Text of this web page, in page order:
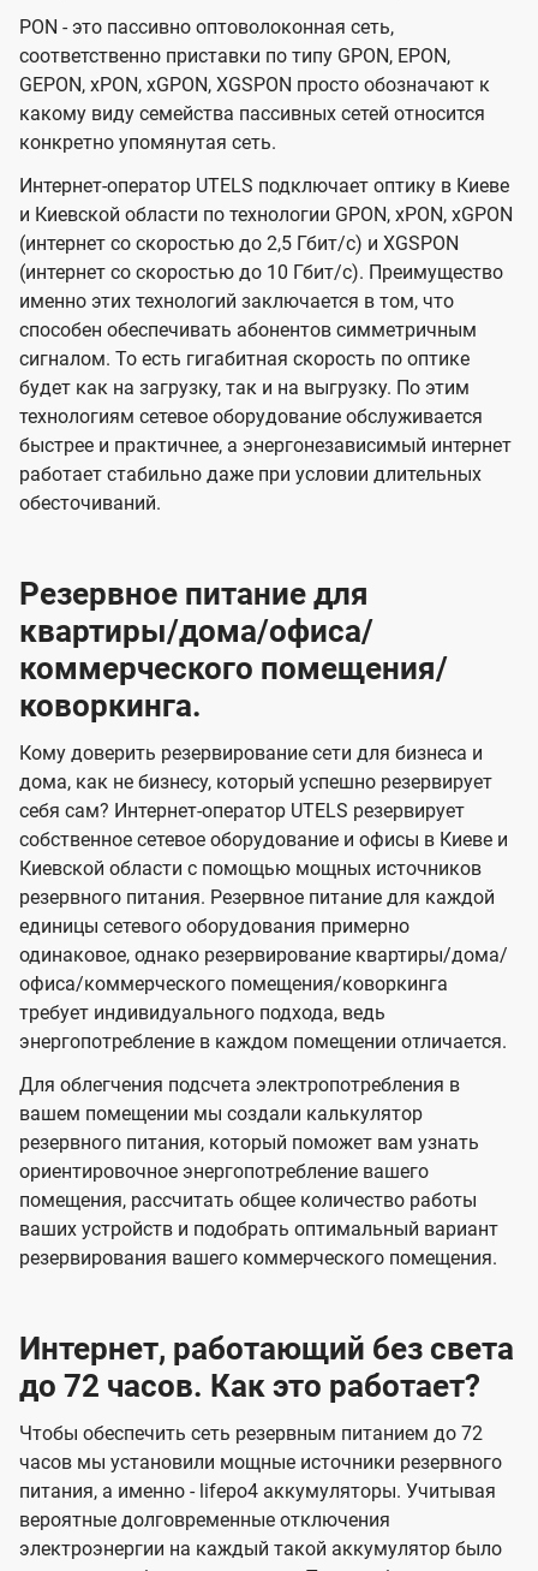
PON - это пассивно оптоволоконная сеть,
соответственно приставки по типу GPON, EPON,
GEPON, xPON, xGPON, XGSPON просто обозначают к
какому виду семейства пассивных сетей относится
конкретно упомянутая сеть.
Интернет-оператор UTELS подключает оптику в Киеве
и Киевской области по технологии GPON, xPON, xGPON
(интернет со скоростью до 2,5 Гбит/с) и XGSPON
(интернет со скоростью до 10 Гбит/с). Преимущество
именно этих технологий заключается в том, что
способен обеспечивать абонентов симметричным
сигналом. То есть гигабитная скорость по оптике
будет как на загрузку, так и на выгрузку. По этим
технологиям сетевое оборудование обслуживается
быстрее и практичнее, а энергонезависимый интернет
работает стабильно даже при условии длительных
обесточиваний.
Резервное питание для
квартиры/дома/офиса/
коммерческого помещения/
коворкинга.
Кому доверить резервирование сети для бизнеса и
дома, как не бизнесу, который успешно резервирует
себя сам? Интернет-оператор UTELS резервирует
собственное сетевое оборудование и офисы в Киеве и
Киевской области с помощью мощных источников
резервного питания. Резервное питание для каждой
единицы сетевого оборудования примерно
одинаковое, однако резервирование квартиры/дома/
офиса/коммерческого помещения/коворкинга
требует индивидуального подхода, ведь
энергопотребление в каждом помещении отличается.
Для облегчения подсчета электропотребления в
вашем помещении мы создали калькулятор
резервного питания, который поможет вам узнать
ориентировочное энергопотребление вашего
помещения, рассчитать общее количество работы
ваших устройств и подобрать оптимальный вариант
резервирования вашего коммерческого помещения.
Интернет, работающий без света
до 72 часов. Как это работает?
Чтобы обеспечить сеть резервным питанием до 72
часов мы установили мощные источники резервного
питания, а именно - lifepo4 аккумуляторы. Учитывая
вероятные долговременные отключения
электроэнергии на каждый такой аккумулятор было